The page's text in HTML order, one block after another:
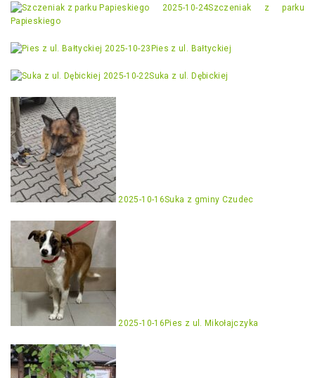
2025-10-24Szczeniak z parku
Papieskiego
2025-10-23 Pies z ul. Bałtyckiej
2025-10-22Suka z ul. Dębickiej
2025-10-16Suka z gminy Czudec
2025-10-16 Pies z ul. Mikołajczyka